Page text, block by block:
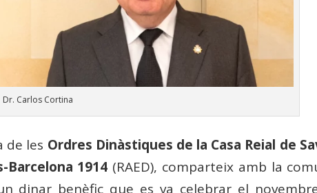
Dr. Carlos Cortina
de les Ordres Dinàstiques de la Casa Reial de
Barcelona 1914 (RAED), comparteix amb la
dinar benèfic que es va celebrar el